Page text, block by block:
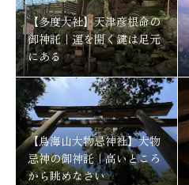
【多度大社】天津彦根命の
御神託｜運を開く鍵は足元
にある
【鳥海山大物忌神社】大物
忌神の御神託｜高いところ
から眺めなさい